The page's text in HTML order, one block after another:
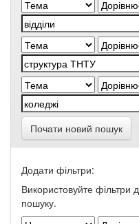
Почати новий пошук
Додати фільтри:
Використовуйте фільтри
пошуку.